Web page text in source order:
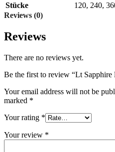
Stücke 120, 240,
Reviews (0)
Reviews
There are no reviews yet.
Be the first to review “Lt
Your email address will not be
marked *
Your rating *
Your review *